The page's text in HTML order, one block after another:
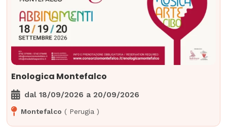
Enologica Montefalco
dal18/09/2026 a 20/09/2026
Montefalco ( Perugia )